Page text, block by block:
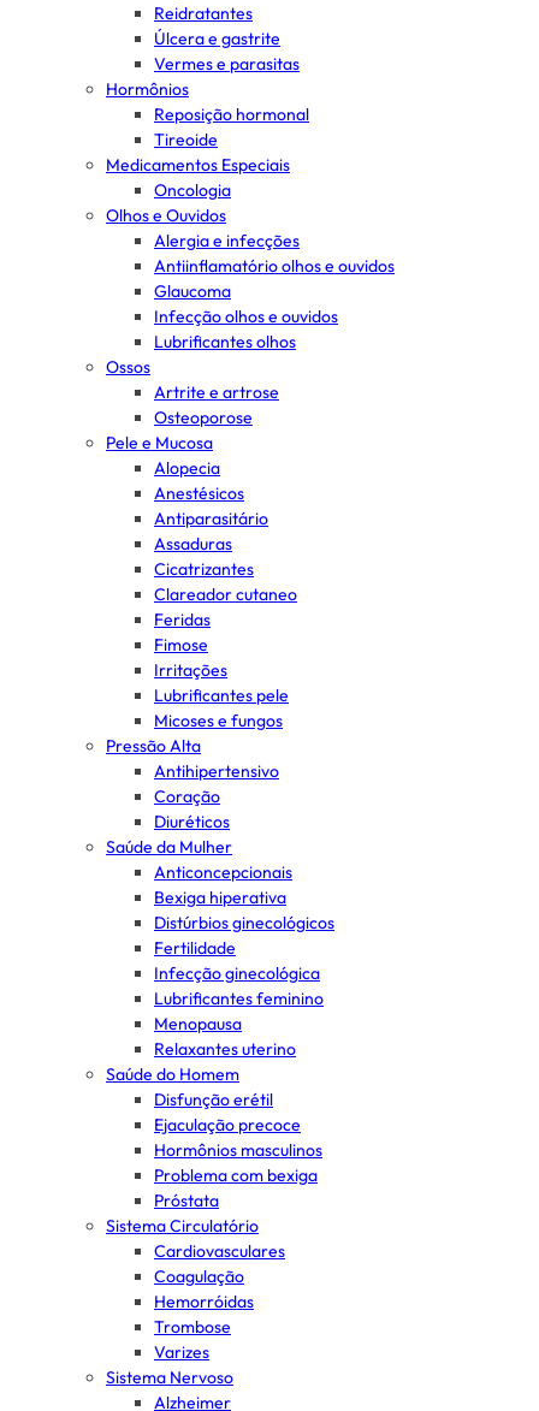
Reidratantes
Úlcera e gastrite
Vermes e parasitas
Hormônios
Reposição hormonal
Tireoide
Medicamentos Especiais
Oncologia
Olhos e Ouvidos
Alergia e infecções
Antiinflamatório olhos e ouvidos
Glaucoma
Infecção olhos e ouvidos
Lubrificantes olhos
Ossos
Artrite e artrose
Osteoporose
Pele e Mucosa
Alopecia
Anestésicos
Antiparasitário
Assaduras
Cicatrizantes
Clareador cutaneo
Feridas
Fimose
Irritações
Lubrificantes pele
Micoses e fungos
Pressão Alta
Antihipertensivo
Coração
Diuréticos
Saúde da Mulher
Anticoncepcionais
Bexiga hiperativa
Distúrbios ginecológicos
Fertilidade
Infecção ginecológica
Lubrificantes feminino
Menopausa
Relaxantes uterino
Saúde do Homem
Disfunção erétil
Ejaculação precoce
Hormônios masculinos
Problema com bexiga
Próstata
Sistema Circulatório
Cardiovasculares
Coagulação
Hemorróidas
Trombose
Varizes
Sistema Nervoso
Alzheimer